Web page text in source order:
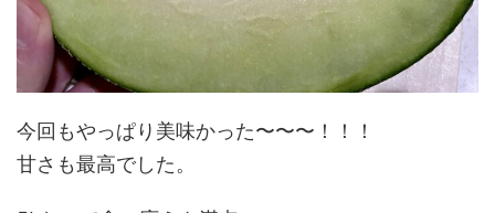
今回もやっぱり美味かった〜〜〜！！！
甘さも最高でした。